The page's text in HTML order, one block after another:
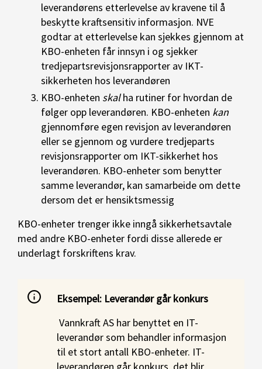
leverandørens etterlevelse av kravene til å
beskytte kraftsensitiv informasjon. NVE
godtar at etterlevelse kan sjekkes gjennom at
KBO-enheten får innsyn i og sjekker
tredjepartsrevisjonsrapporter av IKT-
sikkerheten hos leverandøren
KBO-enheten skalha rutiner for hvordan de
følger opp leverandøren. KBO-enheten kan
gjennomføre egen revisjon av leverandøren
eller se gjennom og vurdere tredjeparts
revisjonsrapporter om IKT-sikkerhet hos
leverandøren. KBO-enheter som benytter
samme leverandør, kan samarbeide om dette
dersom det er hensiktsmessig
KBO-enheter trenger ikke inngå sikkerhetsavtale
med andre KBO-enheter fordi disse allerede er
underlagt forskriftens krav.
Eksempel: Leverandør går konkurs
Vannkraft AS har benyttet en IT-
leverandør som behandler informasjon
til et stort antall KBO-enheter. IT-